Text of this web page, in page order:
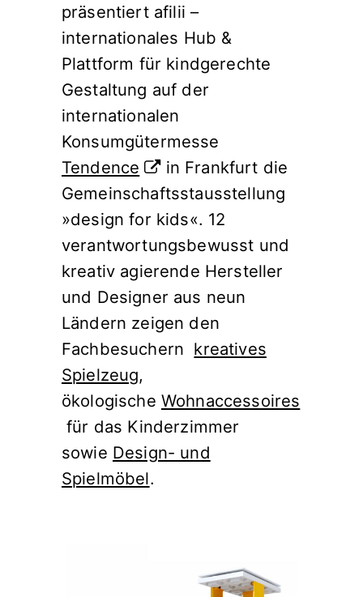
präsentiert afilii –
internationales Hub &
Plattform für kindgerechte
Gestaltung auf der
internationalen
Konsumgütermesse
Tendence
in Frankfurt die
Gemeinschaftsstausstellung
»design for kids«. 12
verantwortungsbewusst und
kreativ agierende Hersteller
und Designer aus neun
Ländern zeigen den
Fachbesuchern kreatives
Spielzeug,
ökologische Wohnaccessoires
für das Kinderzimmer
sowie Design- und
Spielmöbel.